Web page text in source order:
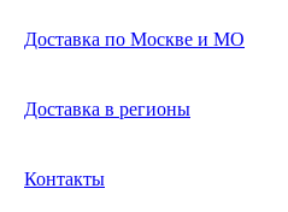
Доставка по Москве и МО
Доставка в регионы
Контакты